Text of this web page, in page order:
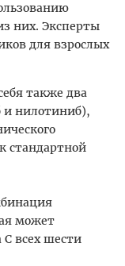
них. Эксперты
для взрослых
также два
и нилотиниб),
стандартной
может
С всех шести